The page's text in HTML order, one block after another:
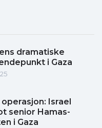
dramatiske
i Gaza
Israel
senior Hamas-
i Gaza